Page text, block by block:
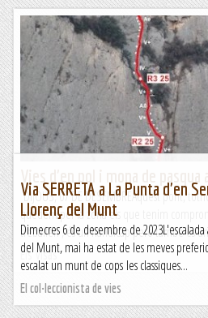
DIJOUS, 07 DE DESEMBREAquest pont,
quedem per la zona els que tenim
treballen , és un handicap però també és
Els Visas
Via SERRETA a La Punta d'en
Llorenç del Munt
Dimecres 6 de desembre de
del Munt, mai ha estat de les meves
escalat un munt de cops les classiques...
El col·leccionista de vies